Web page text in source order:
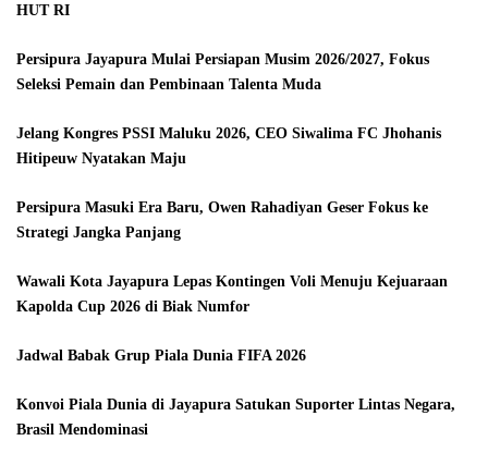
HUT RI
Persipura Jayapura Mulai Persiapan Musim 2026/2027, Fokus
Seleksi Pemain dan Pembinaan Talenta Muda
Jelang Kongres PSSI Maluku 2026, CEO Siwalima FC Jhohanis
Hitipeuw Nyatakan Maju
Persipura Masuki Era Baru, Owen Rahadiyan Geser Fokus ke
Strategi Jangka Panjang
Wawali Kota Jayapura Lepas Kontingen Voli Menuju Kejuaraan
Kapolda Cup 2026 di Biak Numfor
Jadwal Babak Grup Piala Dunia FIFA 2026
Konvoi Piala Dunia di Jayapura Satukan Suporter Lintas Negara,
Brasil Mendominasi